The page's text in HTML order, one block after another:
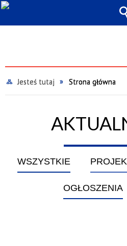
Jesteś tutaj Strona główna
WSZYSTKIE
OGŁOSZENIA